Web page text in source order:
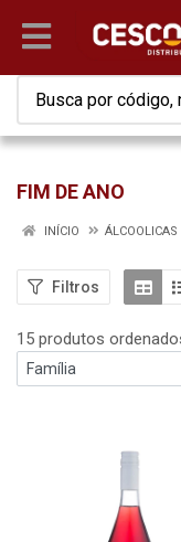
FIM DE ANO
INÍCIO ÁLCOOLICAS
Filtros
15 produtos